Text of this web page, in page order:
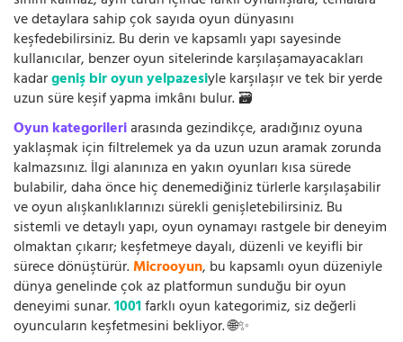
ve detaylara sahip çok sayıda oyun dünyasını
keşfedebilirsiniz. Bu derin ve kapsamlı yapı sayesinde
kullanıcılar, benzer oyun sitelerinde karşılaşamayacakları
kadargeniş bir oyun yelpazesiyle karşılaşır ve tek bir yerde
uzun süre keşif yapma imkânı bulur. 🗃️
Oyun kategorileriarasında gezindikçe, aradığınız oyuna
yaklaşmak için filtrelemek ya da uzun uzun aramak zorunda
kalmazsınız. İlgi alanınıza en yakın oyunları kısa sürede
bulabilir, daha önce hiç denemediğiniz türlerle karşılaşabilir
ve oyun alışkanlıklarınızı sürekli genişletebilirsiniz. Bu
sistemli ve detaylı yapı, oyun oynamayı rastgele bir deneyim
olmaktan çıkarır; keşfetmeye dayalı, düzenli ve keyifli bir
sürece dönüştürür.Microoyun, bu kapsamlı oyun düzeniyle
dünya genelinde çok az platformun sunduğu bir oyun
deneyimi sunar.1001farklı oyun kategorimiz, siz değerli
oyuncuların keşfetmesini bekliyor. 🌐✨